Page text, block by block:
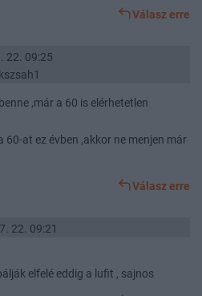
Válasz erre
22. 09:25
kszsah1
,már a 60 is elérhetetlen
at ez évben ,akkor ne menjen már
Válasz erre
22. 09:21
elfelé eddig a lufit , sajnos